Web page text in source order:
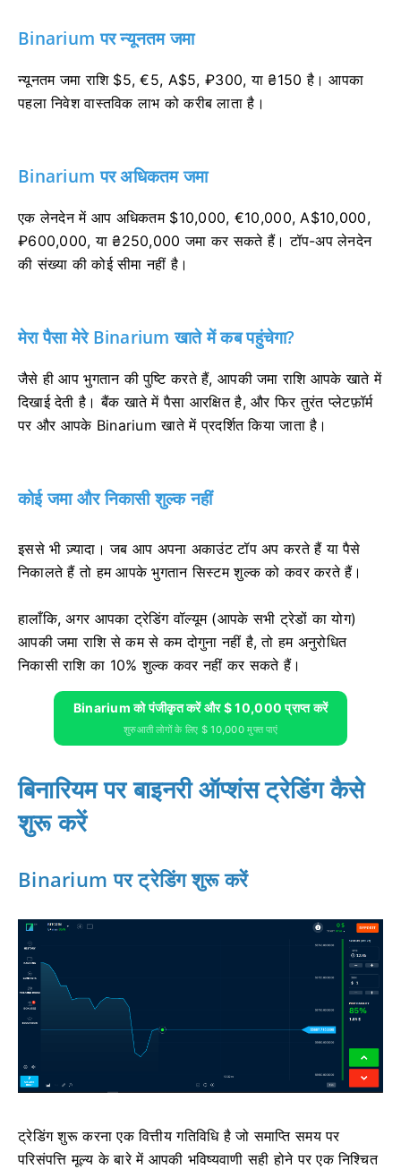
Binarium पर न्यूनतम जमा
न्यूनतम जमा राशि $5, €5, A$5, ₽300, या ₴150 है। आपका
पहला निवेश वास्तविक लाभ को करीब लाता है।
Binarium पर अधिकतम जमा
एक लेनदेन में आप अधिकतम $10,000, €10,000, A$10,000,
₽600,000, या ₴250,000 जमा कर सकते हैं। टॉप-अप लेनदेन
की संख्या की कोई सीमा नहीं है।
मेरा पैसा मेरे Binarium खाते में कब पहुंचेगा?
जैसे ही आप भुगतान की पुष्टि करते हैं, आपकी जमा राशि आपके खाते में
दिखाई देती है। बैंक खाते में पैसा आरक्षित है, और फिर तुरंत प्लेटफ़ॉर्म
पर और आपके Binarium खाते में प्रदर्शित किया जाता है।
कोई जमा और निकासी शुल्क नहीं
इससे भी ज़्यादा। जब आप अपना अकाउंट टॉप अप करते हैं या पैसे
निकालते हैं तो हम आपके भुगतान सिस्टम शुल्क को कवर करते हैं।
हालाँकि, अगर आपका ट्रेडिंग वॉल्यूम (आपके सभी ट्रेडों का योग)
आपकी जमा राशि से कम से कम दोगुना नहीं है, तो हम अनुरोधित
निकासी राशि का 10% शुल्क कवर नहीं कर सकते हैं।
Binarium को पंजीकृत करें और $ 10,000 प्राप्त करें
शुरुआती लोगों के लिए $ 10,000 मुफ्त पाएं
बिनारियम पर बाइनरी ऑप्शंस ट्रेडिंग कैसे
शुरू करें
Binarium पर ट्रेडिंग शुरू करें
ट्रेडिंग शुरू करना एक वित्तीय गतिविधि है जो समाप्ति समय पर
परिसंपत्ति मूल्य के बारे में आपकी भविष्यवाणी सही होने पर एक निश्चित